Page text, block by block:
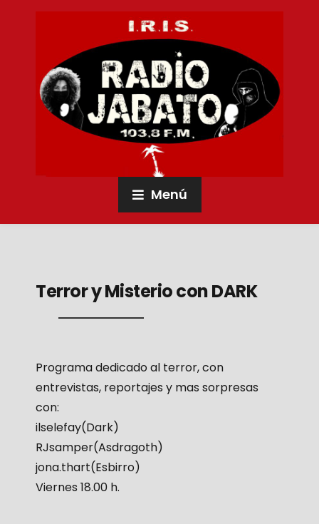
Menú
Terror y Misterio con DARK
Programa dedicado al terror, con
entrevistas, reportajes y mas sorpresas
con:
ilselefay(Dark)
RJsamper(Asdragoth)
jona.thart(Esbirro)
Viernes 18.00 h.